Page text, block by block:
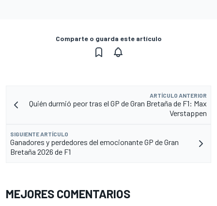
Comparte o guarda este artículo
ARTÍCULO ANTERIOR
Quién durmió peor tras el GP de Gran Bretaña de F1: Max
Verstappen
SIGUIENTE ARTÍCULO
Ganadores y perdedores del emocionante GP de Gran
Bretaña 2026 de F1
MEJORES COMENTARIOS